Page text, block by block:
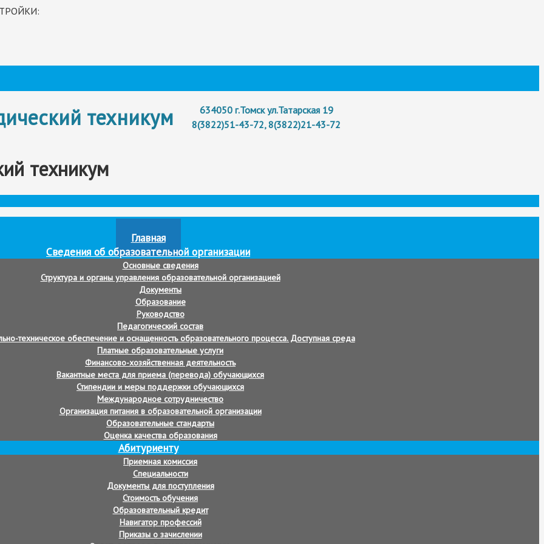
техникум
634050 г.Томск ул.Татарская 19
8(3822)51-43-72, 8(3822)21-43-72
техникум
Главная
Сведения об образовательной организации
Основные сведения
Структура и органы управления образовательной организацией
Документы
Образование
Руководство
Педагогический состав
техническое обеспечение и оснащенность образовательного процесса. Доступная среда
Платные образовательные услуги
Финансово-хозяйственная деятельность
Вакантные места для приема (перевода) обучающихся
Стипендии и меры поддержки обучающихся
Международное сотрудничество
Организация питания в образовательной организации
Образовательные стандарты
Оценка качества образования
Абитуриенту
Приемная комиссия
Специальности
Документы для поступления
Стоимость обучения
Образовательный кредит
Навигатор профессий
Приказы о зачислении